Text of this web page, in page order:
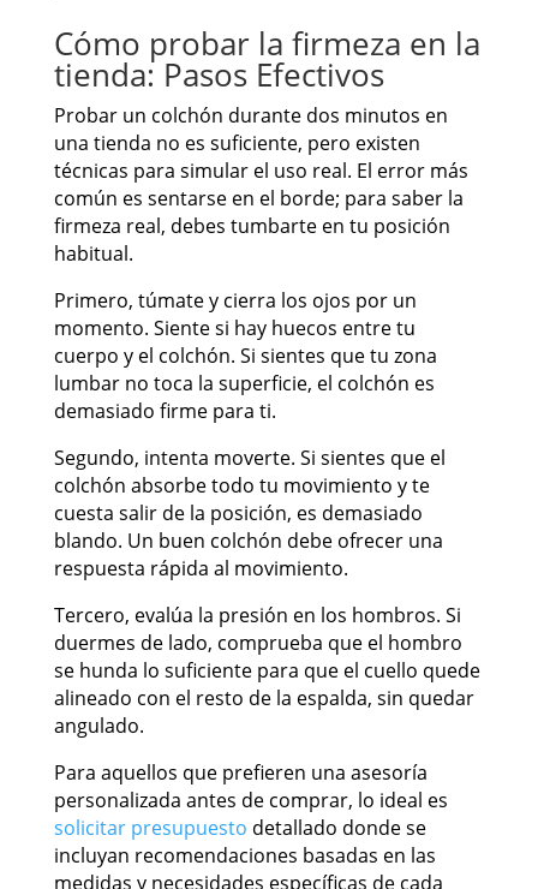
Cómo probar la firmeza en la
tienda: Pasos Efectivos
Probar un colchón durante dos minutos en
una tienda no es suficiente, pero existen
técnicas para simular el uso real. El error más
común es sentarse en el borde; para saber la
firmeza real, debes tumbarte en tu posición
habitual.
Primero, túmate y cierra los ojos por un
momento. Siente si hay huecos entre tu
cuerpo y el colchón. Si sientes que tu zona
lumbar no toca la superficie, el colchón es
demasiado firme para ti.
Segundo, intenta moverte. Si sientes que el
colchón absorbe todo tu movimiento y te
cuesta salir de la posición, es demasiado
blando. Un buen colchón debe ofrecer una
respuesta rápida al movimiento.
Tercero, evalúa la presión en los hombros. Si
duermes de lado, comprueba que el hombro
se hunda lo suficiente para que el cuello quede
alineado con el resto de la espalda, sin quedar
angulado.
Para aquellos que prefieren una asesoría
personalizada antes de comprar, lo ideal es
solicitar presupuesto detallado donde se
incluyan recomendaciones basadas en las
medidas y necesidades específicas de cada